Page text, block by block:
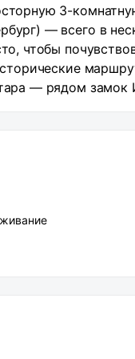
3-
— всего в
чтобы
— рядом
выбирают для